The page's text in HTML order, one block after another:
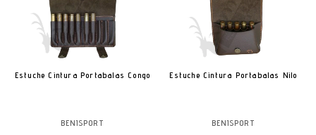
Estuche Cintura Portabalas Congo
BENISPORT
Estuche Cintura Portabalas Nilo
BENISPORT